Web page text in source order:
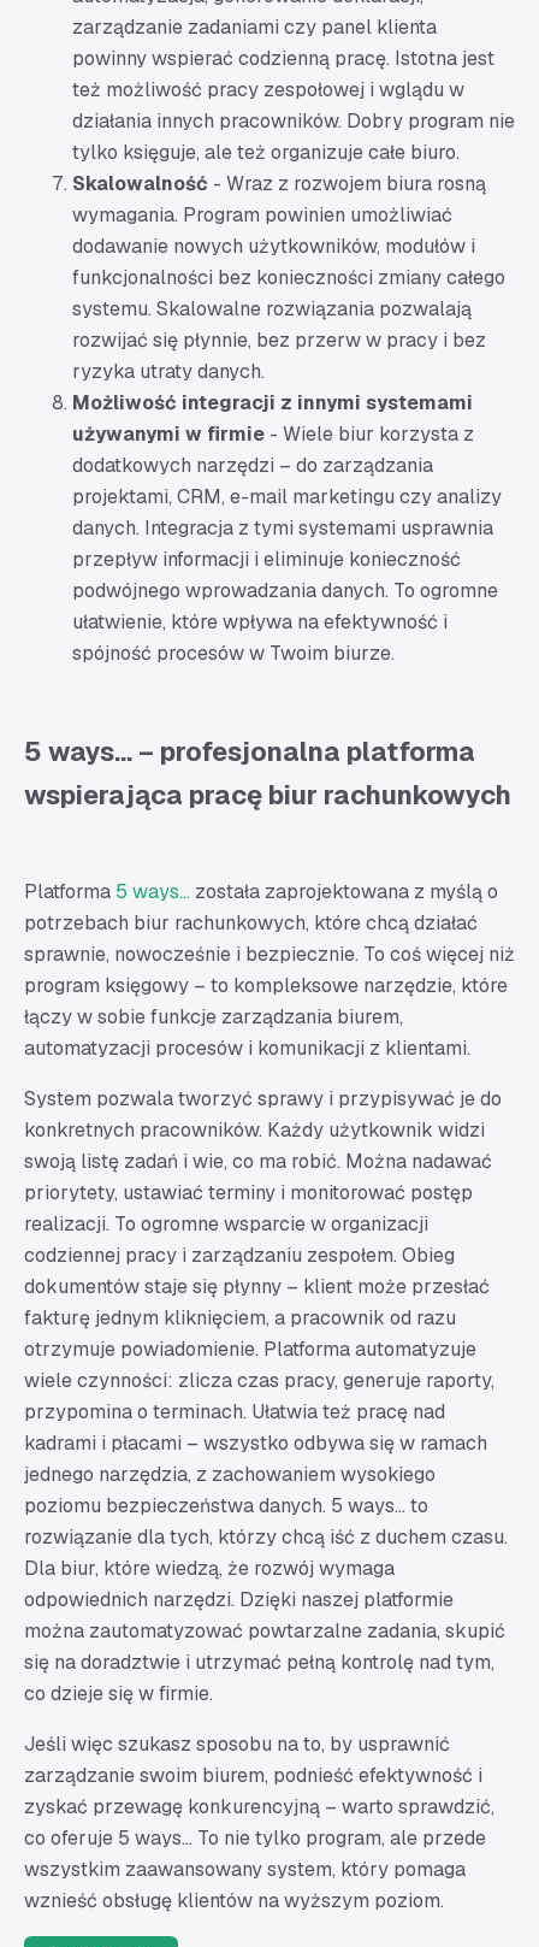
zarządzanie zadaniami czy panel klienta
powinny wspierać codzienną pracę. Istotna jest
też możliwość pracy zespołowej i wglądu w
działania innych pracowników. Dobry program nie
tylko księguje, ale też organizuje całe biuro.
Skalowalność - Wraz z rozwojem biura rosną
wymagania. Program powinien umożliwiać
dodawanie nowych użytkowników, modułów i
funkcjonalności bez konieczności zmiany całego
systemu. Skalowalne rozwiązania pozwalają
rozwijać się płynnie, bez przerw w pracy i bez
ryzyka utraty danych.
Możliwość integracji z innymi systemami
używanymi w firmie - Wiele biur korzysta z
dodatkowych narzędzi – do zarządzania
projektami, CRM, e-mail marketingu czy analizy
danych. Integracja z tymi systemami usprawnia
przepływ informacji i eliminuje konieczność
podwójnego wprowadzania danych. To ogromne
ułatwienie, które wpływa na efektywność i
spójność procesów w Twoim biurze.
5 ways... – profesjonalna platforma
wspierająca pracę biur rachunkowych
Platforma 5 ways... została zaprojektowana z myślą o
potrzebach biur rachunkowych, które chcą działać
sprawnie, nowocześnie i bezpiecznie. To coś więcej niż
program księgowy – to kompleksowe narzędzie, które
łączy w sobie funkcje zarządzania biurem,
automatyzacji procesów i komunikacji z klientami.
System pozwala tworzyć sprawy i przypisywać je do
konkretnych pracowników. Każdy użytkownik widzi
swoją listę zadań i wie, co ma robić. Można nadawać
priorytety, ustawiać terminy i monitorować postęp
realizacji. To ogromne wsparcie w organizacji
codziennej pracy i zarządzaniu zespołem. Obieg
dokumentów staje się płynny – klient może przesłać
fakturę jednym kliknięciem, a pracownik od razu
otrzymuje powiadomienie. Platforma automatyzuje
wiele czynności: zlicza czas pracy, generuje raporty,
przypomina o terminach. Ułatwia też pracę nad
kadrami i płacami – wszystko odbywa się w ramach
jednego narzędzia, z zachowaniem wysokiego
poziomu bezpieczeństwa danych. 5 ways... to
rozwiązanie dla tych, którzy chcą iść z duchem czasu.
Dla biur, które wiedzą, że rozwój wymaga
odpowiednich narzędzi. Dzięki naszej platformie
można zautomatyzować powtarzalne zadania, skupić
się na doradztwie i utrzymać pełną kontrolę nad tym,
co dzieje się w firmie.
Jeśli więc szukasz sposobu na to, by usprawnić
zarządzanie swoim biurem, podnieść efektywność i
zyskać przewagę konkurencyjną – warto sprawdzić,
co oferuje 5 ways... To nie tylko program, ale przede
wszystkim zaawansowany system, który pomaga
wznieść obsługę klientów na wyższym poziom.